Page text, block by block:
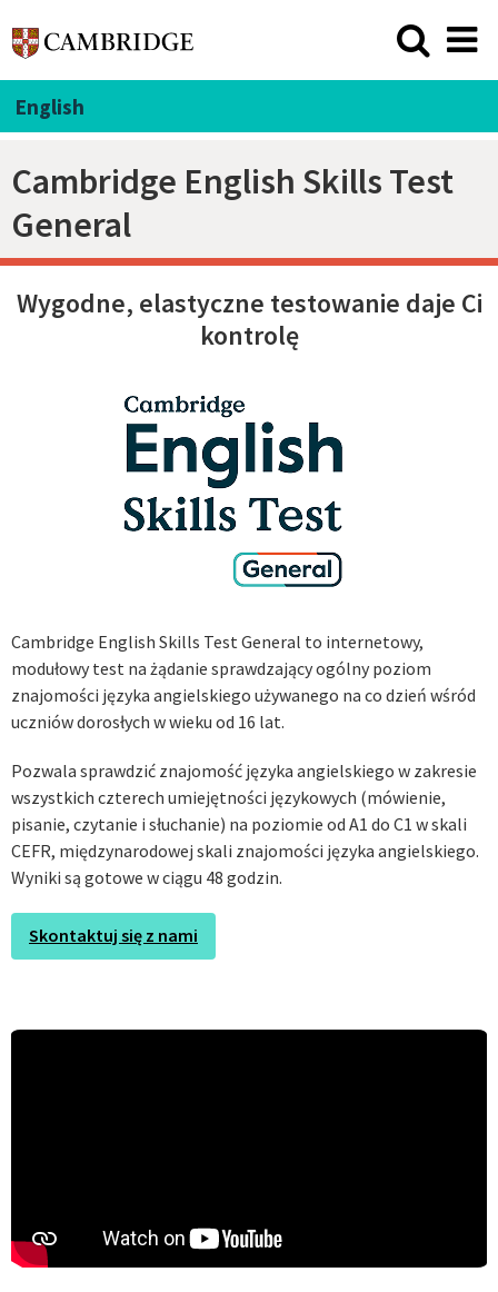
English
Cambridge English Skills Test
General
Wygodne, elastyczne testowanie daje Ci
kontrolę
Cambridge English Skills Test General to internetowy,
modułowy test na żądanie sprawdzający ogólny poziom
znajomości języka angielskiego używanego na co dzień wśród
uczniów dorosłych w wieku od 16 lat.
Pozwala sprawdzić znajomość języka angielskiego w zakresie
wszystkich czterech umiejętności językowych (mówienie,
pisanie, czytanie i słuchanie) na poziomie od A1 do C1 w skali
CEFR, międzynarodowej skali znajomości języka angielskiego.
Wyniki są gotowe w ciągu 48 godzin.
Skontaktuj się z nami